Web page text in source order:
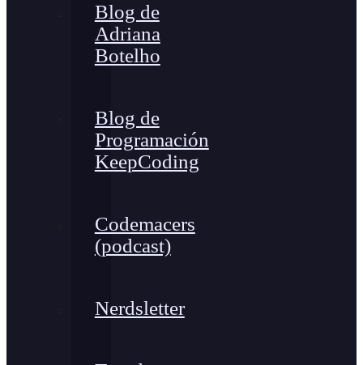
Blog de
Adriana
Botelho
Blog de
Programación
KeepCoding
Codemacers
(podcast)
Nerdsletter